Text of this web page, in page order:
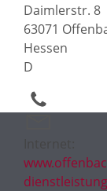
Daimlerstr. 8
63071
Hessen
D